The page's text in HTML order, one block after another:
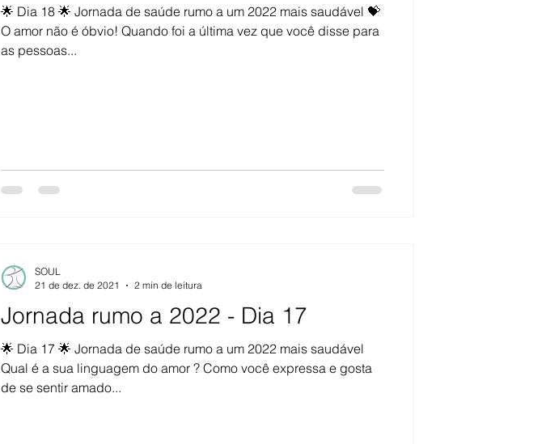
🌟 Dia 18 🌟 Jornada de saúde rumo a um 2022 mais saudável 💝
O amor não é óbvio! Quando foi a última vez que você disse para
as pessoas...
Jornada rumo a 2022 - Dia 17
🌟 Dia 17 🌟 Jornada de saúde rumo a um 2022 mais saudável
Qual é a sua linguagem do amor ? Como você expressa e gosta
de se sentir amado...
SOUL
21 de dez. de 2021
2 min de leitura